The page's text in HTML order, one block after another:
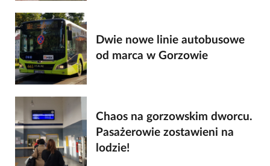
Dwie nowe linie autobusowe
od marca w Gorzowie
Chaos na gorzowskim dworcu.
Pasażerowie zostawieni na
lodzie!